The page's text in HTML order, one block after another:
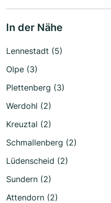
In der Nähe
Lennestadt (5)
Olpe (3)
Plettenberg (3)
Werdohl (2)
Kreuztal (2)
Schmallenberg (2)
Lüdenscheid (2)
Sundern (2)
Attendorn (2)